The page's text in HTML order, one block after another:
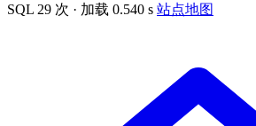
SQL 29 次 · 加载 0.540 s 站点地图